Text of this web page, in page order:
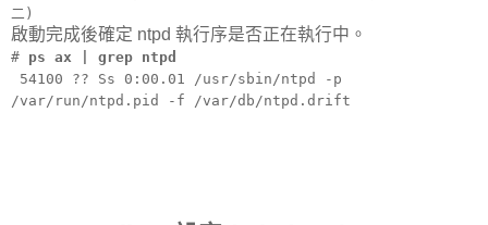
二)
啟動完成後確定 ntpd 執行序是否正在執行中。
# ps ax | grep ntpd
54100 ?? Ss 0:00.01 /usr/sbin/ntpd -p
/var/run/ntpd.pid -f /var/db/ntpd.drift